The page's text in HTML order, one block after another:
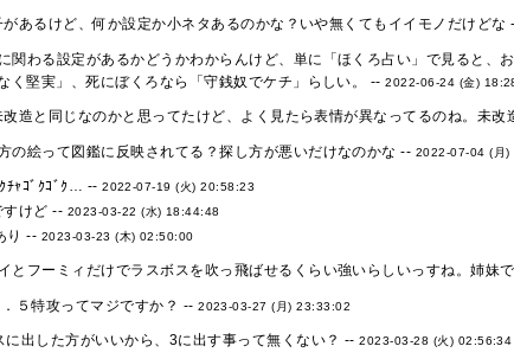
があるけど、何か設定か小ネタあるのかな？いや無くてもイイモノだけどな
関わる設定があるかどうかわからんけど、単に「ほくろ占い」で見ると
く堅実」、死にぼくろなら「守銭奴でケチ」らしい。 --2022-06-24 (金)
改造と同じなのかと思ってたけど、よく見たら表情が異なってるのね。未
の絵って図鑑に反映されてる？探し方が悪いだけなのかな -- 2022-07-04 (月)
ｸﾁｬｺﾞｸｺﾞｸ… --2022-07-19 (火) 20:58:23
すけど -- 2023-03-22 (水) 18:44:48
り -- 2023-03-23 (木) 02:50:00
とフーミィだけでラスボスを吹っ飛ばせるくらい強いらしいっすね。姉妹
５特攻ってマジですか？ --2023-03-27 (月) 23:33:02
に出した方がいいから、3に出す事って無くない？ --2023-03-28 (火) 02:56:34